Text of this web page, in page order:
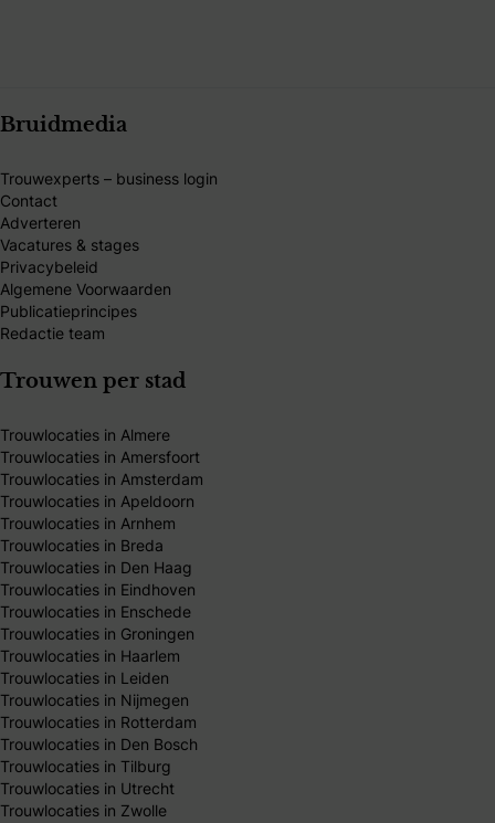
Bruidmedia
Trouwexperts – business login
Contact
Adverteren
Vacatures & stages
Privacybeleid
Algemene Voorwaarden
Publicatieprincipes
Redactie team
Trouwen per stad
Trouwlocaties in Almere
Trouwlocaties in Amersfoort
Trouwlocaties in Amsterdam
Trouwlocaties in Apeldoorn
Trouwlocaties in Arnhem
Trouwlocaties in Breda
Trouwlocaties in Den Haag
Trouwlocaties in Eindhoven
Trouwlocaties in Enschede
Trouwlocaties in Groningen
Trouwlocaties in Haarlem
Trouwlocaties in Leiden
Trouwlocaties in Nijmegen
Trouwlocaties in Rotterdam
Trouwlocaties in Den Bosch
Trouwlocaties in Tilburg
Trouwlocaties in Utrecht
Trouwlocaties in Zwolle